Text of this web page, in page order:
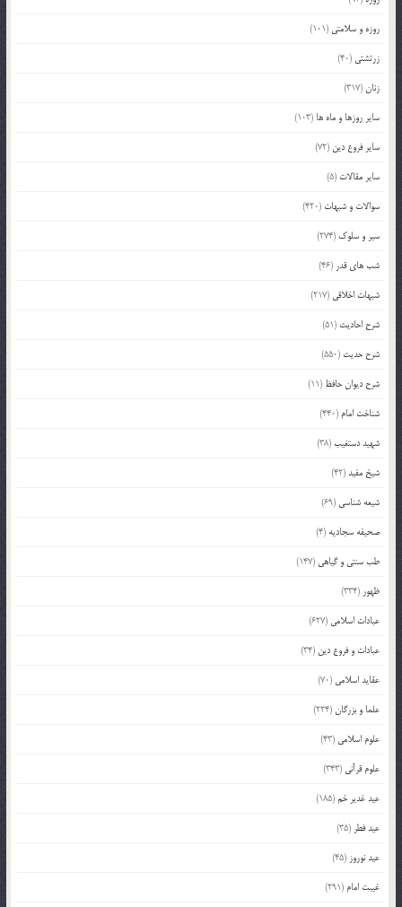
روزه و سلامتی (101)
زرتشتی (40)
زنان(317)
سایر روزها و ماه ها (103)
سایر فروع دین (72)
سایر مقالات (5)
سوالات و شبهات (420)
سیر و سلوک (274)
شب های قدر (46)
شبهات اخلاقی (217)
شرح احادیث (51)
شرح حدیث (550)
شرح دیوان حافظ (11)
شناخت امام (440)
شهید دستغیب(38)
شیخ مفید(42)
شیعه شناسی (69)
صحیفه سجادیه (4)
طب سنتی و گیاهی (147)
ظهور (334)
عبادات اسلامی (627)
عبادات و فروع دین (34)
عقاید اسلامی (70)
علما و بزرگان(224)
علوم اسلامی (43)
علوم قرآنی (343)
عید غدیر خم(185)
عید فطر (35)
عید نوروز (45)
غیبت امام (291)